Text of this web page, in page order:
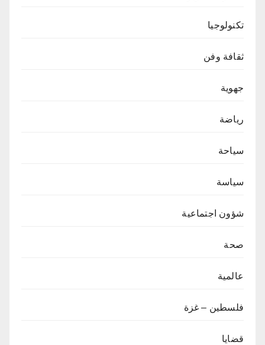
تكنولوجيا
ثقافة وفن
جهوية
رياضة
سياحة
سياسة
شؤون اجتماعية
صحة
عالمية
فلسطين – غزة
قضايا